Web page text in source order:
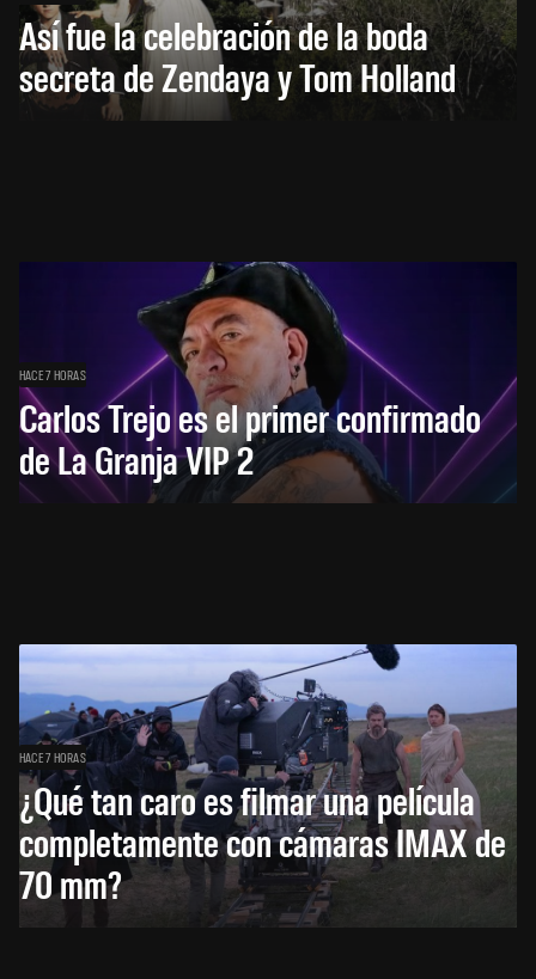
Así fue la celebración de la boda
secreta de Zendaya y Tom Holland
HACE 7 HORAS
Carlos Trejo es el primer confirmado
de La Granja VIP 2
HACE 7 HORAS
¿Qué tan caro es filmar una película
completamente con cámaras IMAX de
70 mm?